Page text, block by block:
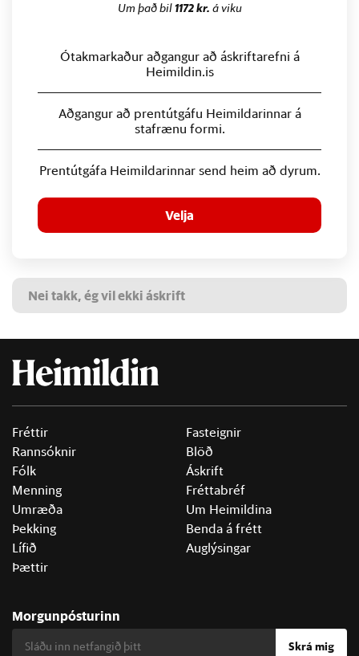
Um það bil1172 kr. á viku
Ótakmarkaður aðgangur að áskriftarefni á
Heimildin.is
Aðgangur að prentútgáfu Heimildarinnar á
stafrænu formi.
Prentútgáfa Heimildarinnar send heim að dyrum.
Velja
Nei takk, ég vil ekki áskrift
Fréttir
Rannsóknir
Fólk
Menning
Umræða
Þekking
Lífið
Þættir
Fasteignir
Blöð
Áskrift
Fréttabréf
Um Heimildina
Benda á frétt
Auglýsingar
Morgunpósturinn
Skrá mig